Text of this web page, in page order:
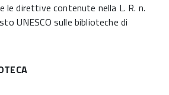
le direttive contenute nella L. R. n.
UNESCO sulle biblioteche di